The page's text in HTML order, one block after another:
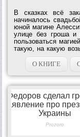
В сказках всё
начиналось
юной магине
улице без гроша и
пользоваться
такую, на какую
меняешь судьбу,
Скучная и...
О КНИГЕ